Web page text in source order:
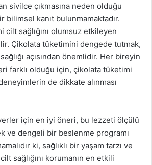
sivilce çıkmasına neden olduğu
bilimsel kanıt bulunmamaktadır.
cilt sağlığını olumsuz etkileyen
Çikolata tüketimini dengede tutmak,
açısından önemlidir. Her bireyin
farklı olduğu için, çikolata tüketimi
de dikkate alınması
için en iyi öneri, bu lezzeti ölçülü
ve dengeli bir beslenme programı
ki, sağlıklı bir yaşam tarzı ve
sağlığını korumanın en etkili